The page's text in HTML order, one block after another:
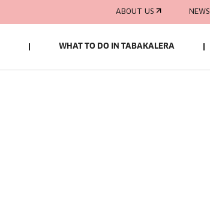
ABOUT US NEWS
WHAT TO DO IN TABAKALERA